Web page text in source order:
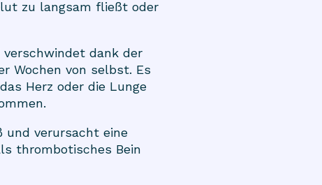
zu langsam fließt oder
dank der
Wochen von selbst. Es
Herz oder die Lunge
und verursacht eine
thrombotisches Bein